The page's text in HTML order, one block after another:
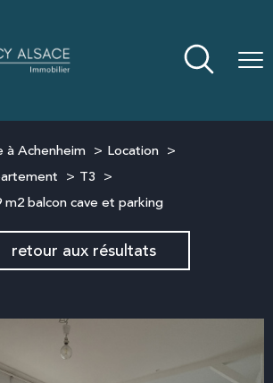
à Achenheim
Location
T3
balcon cave et parking
retour aux résultats